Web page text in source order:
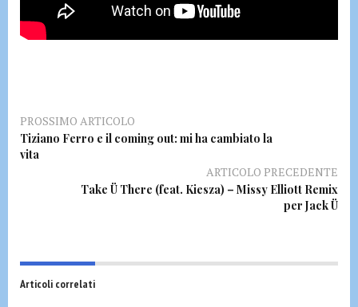
PROSSIMO ARTICOLO
Tiziano Ferro e il coming out: mi ha cambiato la
vita
ARTICOLO PRECEDENTE
Take Ü There (feat. Kiesza) – Missy Elliott Remix
per Jack Ü
Articoli correlati